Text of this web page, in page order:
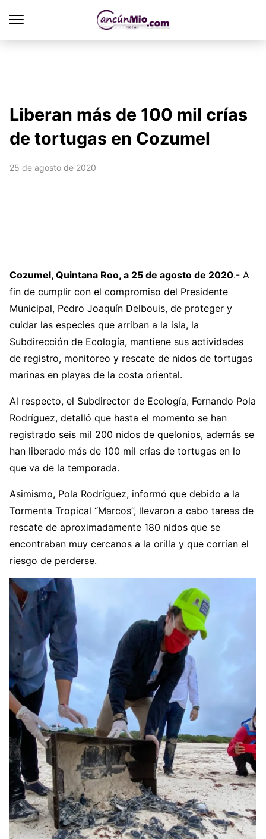
Liberan más de 100 mil crías
de tortugas en Cozumel
25 de agosto de 2020
Cozumel, Quintana Roo, a 25 de agosto de 2020.- A
fin de cumplir con el compromiso del Presidente
Municipal, Pedro Joaquín Delbouis, de proteger y
cuidar las especies que arriban a la isla, la
Subdirección de Ecología, mantiene sus actividades
de registro, monitoreo y rescate de nidos de tortugas
marinas en playas de la costa oriental.
Al respecto, el Subdirector de Ecología, Fernando Pola
Rodríguez, detalló que hasta el momento se han
registrado seis mil 200 nidos de quelonios, además se
han liberado más de 100 mil crías de tortugas en lo
que va de la temporada.
Asimismo, Pola Rodríguez, informó que debido a la
Tormenta Tropical “Marcos”, llevaron a cabo tareas de
rescate de aproximadamente 180 nidos que se
encontraban muy cercanos a la orilla y que corrían el
riesgo de perderse.